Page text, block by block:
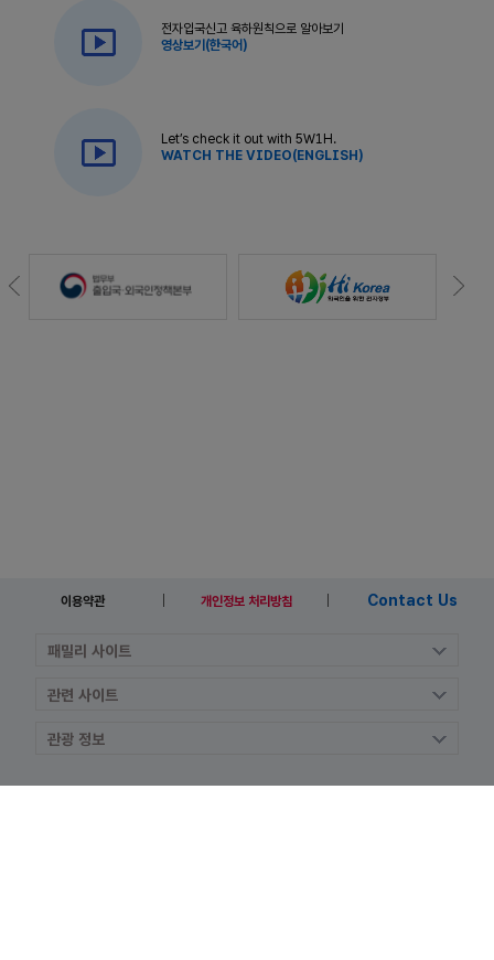
전자입국신고 육하원칙으로 알아보기
영상보기(한국어)
Let’s check it out with 5W1H.
WATCH THE VIDEO(ENGLISH)
이용약관 개인정보 처리방침 Contact Us